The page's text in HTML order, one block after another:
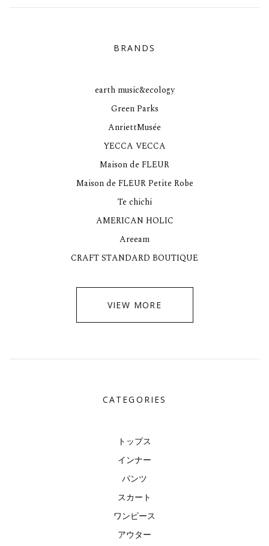
BRANDS
earth music&ecology
Green Parks
AnriettMusée
YECCA VECCA
Maison de FLEUR
Maison de FLEUR Petite Robe
Te chichi
AMERICAN HOLIC
Areeam
CRAFT STANDARD BOUTIQUE
VIEW MORE
CATEGORIES
トップス
インナー
パンツ
スカート
ワンピース
アウター